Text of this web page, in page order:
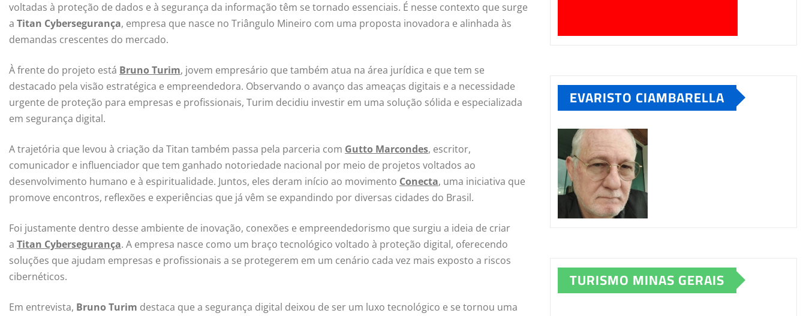
voltadas à proteção de dados e à segurança da informação têm se tornado essenciais. É nesse contexto que surge
a Titan Cybersegurança, empresa que nasce no Triângulo Mineiro com uma proposta inovadora e alinhada às
demandas crescentes do mercado.
À frente do projeto está Bruno Turim, jovem empresário que também atua na área jurídica e que tem se
destacado pela visão estratégica e empreendedora. Observando o avanço das ameaças digitais e a necessidade
urgente de proteção para empresas e profissionais, Turim decidiu investir em uma solução sólida e especializada
em segurança digital.
A trajetória que levou à criação da Titan também passa pela parceria com Gutto Marcondes, escritor,
comunicador e influenciador que tem ganhado notoriedade nacional por meio de projetos voltados ao
desenvolvimento humano e à espiritualidade. Juntos, eles deram início ao movimento Conecta, uma iniciativa que
promove encontros, reflexões e experiências que já vêm se expandindo por diversas cidades do Brasil.
Foi justamente dentro desse ambiente de inovação, conexões e empreendedorismo que surgiu a ideia de criar
a Titan Cybersegurança. A empresa nasce como um braço tecnológico voltado à proteção digital, oferecendo
soluções que ajudam empresas e profissionais a se protegerem em um cenário cada vez mais exposto a riscos
cibernéticos.
Em entrevista, Bruno Turim destaca que a segurança digital deixou de ser um luxo tecnológico e se tornou uma
EVARISTO CIAMBARELLA
TURISMO MINAS GERAIS